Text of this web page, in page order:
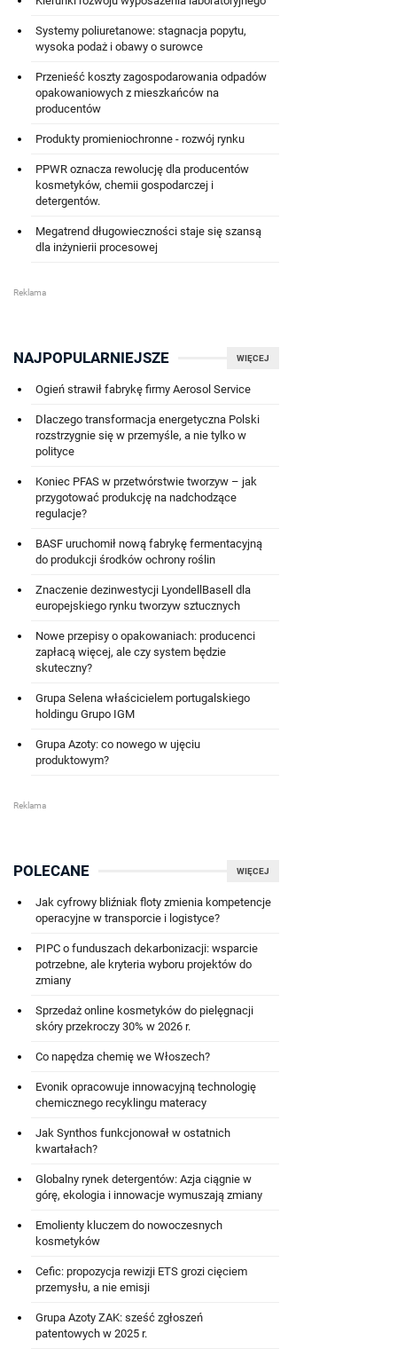
Systemy poliuretanowe: stagnacja popytu,
wysoka podaż i obawy o surowce
Przenieść koszty zagospodarowania odpadów
opakowaniowych z mieszkańców na
producentów
Produkty promieniochronne - rozwój rynku
PPWR oznacza rewolucję dla producentów
kosmetyków, chemii gospodarczej i
detergentów.
Megatrend długowieczności staje się szansą
dla inżynierii procesowej
WIĘCEJ
NAJPOPULARNIEJSZE
Ogień strawił fabrykę firmy Aerosol Service
Dlaczego transformacja energetyczna Polski
rozstrzygnie się w przemyśle, a nie tylko w
polityce
Koniec PFAS w przetwórstwie tworzyw – jak
przygotować produkcję na nadchodzące
regulacje?
BASF uruchomił nową fabrykę fermentacyjną
do produkcji środków ochrony roślin
Znaczenie dezinwestycji LyondellBasell dla
europejskiego rynku tworzyw sztucznych
Nowe przepisy o opakowaniach: producenci
zapłacą więcej, ale czy system będzie
skuteczny?
Grupa Selena właścicielem portugalskiego
holdingu Grupo IGM
Grupa Azoty: co nowego w ujęciu
produktowym?
WIĘCEJ
POLECANE
Jak cyfrowy bliźniak floty zmienia kompetencje
operacyjne w transporcie i logistyce?
PIPC o funduszach dekarbonizacji: wsparcie
potrzebne, ale kryteria wyboru projektów do
zmiany
Sprzedaż online kosmetyków do pielęgnacji
skóry przekroczy 30% w 2026 r.
Co napędza chemię we Włoszech?
Evonik opracowuje innowacyjną technologię
chemicznego recyklingu materacy
Jak Synthos funkcjonował w ostatnich
kwartałach?
Globalny rynek detergentów: Azja ciągnie w
górę, ekologia i innowacje wymuszają zmiany
Emolienty kluczem do nowoczesnych
kosmetyków
Cefic: propozycja rewizji ETS grozi cięciem
przemysłu, a nie emisji
Grupa Azoty ZAK: sześć zgłoszeń
patentowych w 2025 r.